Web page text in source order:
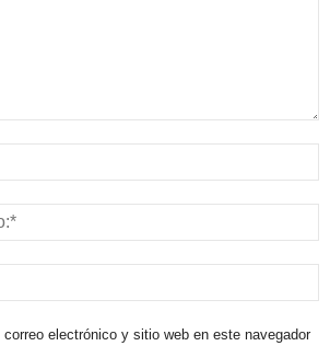
electrónico y sitio web en este navegador